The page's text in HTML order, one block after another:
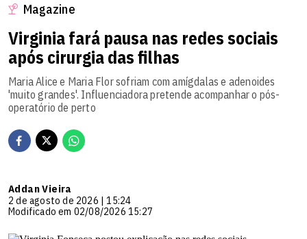
Magazine
Virginia fará pausa nas redes sociais
após cirurgia das filhas
Maria Alice e Maria Flor sofriam com amígdalas e adenoides
'muito grandes'. Influenciadora pretende acompanhar o pós-
operatório de perto
Addan Vieira
2 de agosto de 2026 | 15:24
Modificado em 02/08/2026 15:27